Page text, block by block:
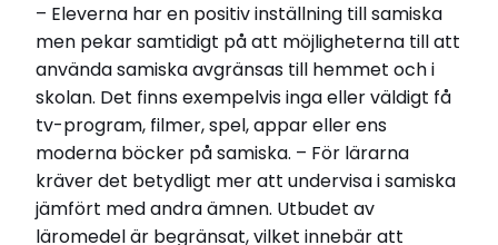
– Eleverna har en positiv inställning till samiska
men pekar samtidigt på att möjligheterna till att
använda samiska avgränsas till hemmet och i
skolan. Det finns exempelvis inga eller väldigt få
tv-program, filmer, spel, appar eller ens
moderna böcker på samiska. – För lärarna
kräver det betydligt mer att undervisa i samiska
jämfört med andra ämnen. Utbudet av
läromedel är begränsat, vilket innebär att